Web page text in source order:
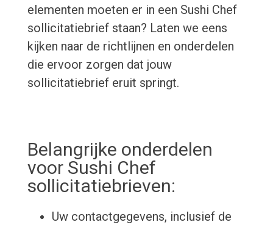
elementen moeten er in een Sushi Chef
sollicitatiebrief staan? Laten we eens
kijken naar de richtlijnen en onderdelen
die ervoor zorgen dat jouw
sollicitatiebrief eruit springt.
Belangrijke onderdelen
voor Sushi Chef
sollicitatiebrieven:
Uw contactgegevens, inclusief de